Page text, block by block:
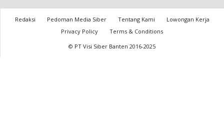
Redaksi Pedoman Media Siber Tentang Kami
Lowongan Kerja
Privacy Policy
Terms & Conditions
© PT Visi Siber Banten 2016-2025